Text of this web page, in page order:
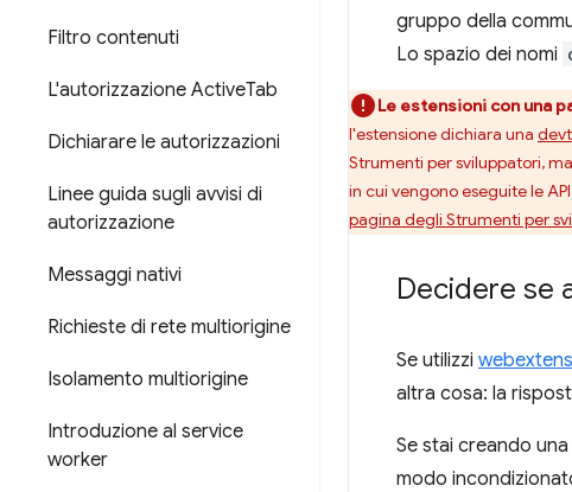
Filtro contenuti
L'autorizzazione ActiveTab
Dichiarare le autorizzazioni
Linee guida sugli avvisi di
autorizzazione
Messaggi nativi
Richieste di rete multiorigine
Isolamento multiorigine
Introduzione al service
worker
gruppo della
Lo spazio dei nomi
Le estensioni con una
l'estensione dichiara una
Strumenti per sviluppatori,
in cui vengono eseguite le
pagina degli Strumenti per
Decidere se
Se utilizzi
altra cosa: la
Se stai creando
modo